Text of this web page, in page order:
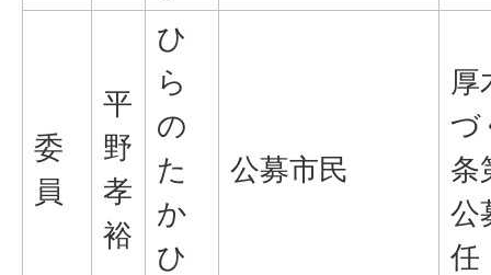
委
員
平
野
孝
裕
ひ
ら
の
た
か
ひ
公募市民
厚
づ
条
公
任